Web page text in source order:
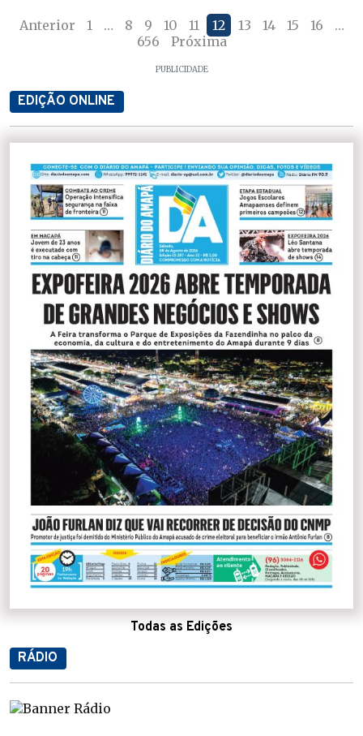
Anterior 1 … 8 9 10 11 12 13 14 15 16
…
656
Próxima
PUBLICIDADE
EDIÇÃO ONLINE
Todas as Edições
RÁDIO